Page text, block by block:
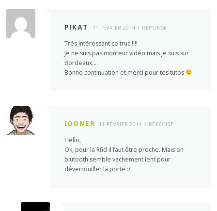
PIKAT 11 FÉVRIER 2014 RÉPONSE
Très intéressant ce truc !!!!
Je ne suis pas monteur vidéo mais je suis sur
Bordeaux….
Bonne continuation et merci pour tes tutos
IOONER 11 FÉVRIER 2014 RÉPONSE
Hello,
Ok, pour la Rfid il faut être proche. Mais en
blutooth semble vachement lent pour
déverrouiller la porte :/